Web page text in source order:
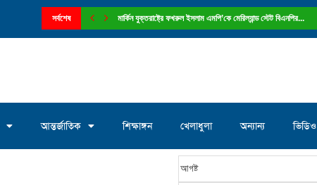
সর্বশেষ মার্কিন যুক্তরাষ্ট্রে ফখরুল ইসলাম এমপি’কে মেরিল্যান্ড স্টেট বিএনপির...
আন্তর্জাতিক শিক্ষাঙ্গন খেলাধুলা অন্যান্য ভিডিও